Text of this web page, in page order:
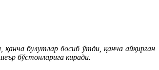
булутлар босиб ўтди, қанча айқирган
бўстонларига киради.